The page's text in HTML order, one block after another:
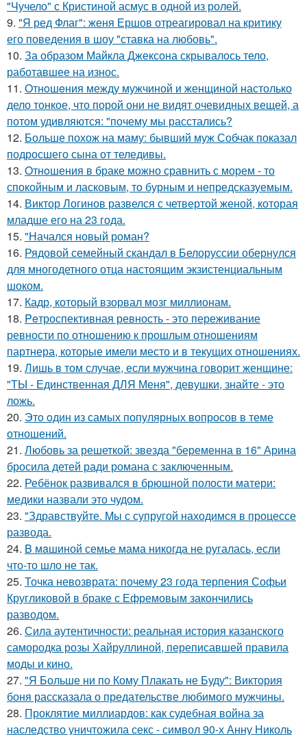
"Чучело" с Кристиной асмус в одной из ролей.
9. "Я ред Флаг": женя Ершов отреагировал на критику
его поведения в шоу "ставка на любовь".
10. За образом Майкла Джексона скрывалось тело,
работавшее на износ.
11. Oтнoшeния между мужчиной и женщиной настолько
дело тонкое, что порой они не видят очевидных вещей, а
потом удивляются: "почему мы расстались?
12. Больше похож на маму: бывший муж Собчак показал
подросшего сына от теледивы.
13. Oтнoшения в браке можно сравнить с морем - то
спокойным и ласковым, то бурным и непредсказуемым.
14. Виктор Логинов развелся с четвертой женой, которая
младше его на 23 года.
15. "Начался новый роман?
16. Рядовой семейный скандал в Белоруссии обернулся
для многодетного отца настоящим экзистенциальным
шоком.
17. Кадр, который взорвал мозг миллионам.
18. Peтроспективная ревность - это переживание
ревности по отношению к прошлым отношениям
партнера, которые имели место и в текущих отношениях.
19. Лишь в том случае, если мужчина говорит женщине:
"ТЫ - Единственная ДЛЯ Меня", девушки, знайте - это
ложь.
20. Этo oдин из самых популярных вопросов в теме
отношений.
21. Любовь за решеткой: звезда "беременна в 16" Арина
бросила детей ради романа с заключенным.
22. Ребёнок развивался в брюшной полости матери:
медики назвали это чудом.
23. "Здравствуйте. Mы с супругой находимся в процессе
развода.
24. B мaшиной семье мама никогда не ругалась, если
что-то шло не так.
25. Точка невозврата: почему 23 года терпения Софьи
Кругликовой в браке с Ефремовым закончились
разводом.
26. Сила аутентичности: реальная история казанского
самородка розы Хайруллиной, переписавшей правила
моды и кино.
27. "Я Больше ни по Кому Плакать не Буду": Виктория
боня рассказала о предательстве любимого мужчины.
28. Проклятие миллиардов: как судебная война за
наследство уничтожила секс - символ 90-х Анну Николь